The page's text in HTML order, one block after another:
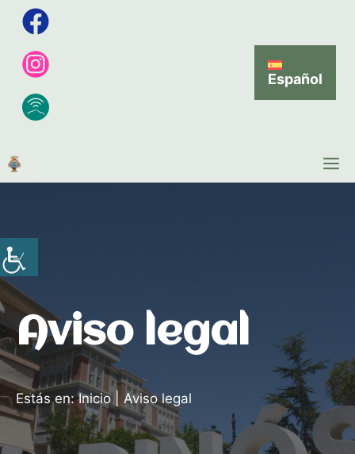
Español
Aviso legal
Estás en:Inicio| Aviso legal